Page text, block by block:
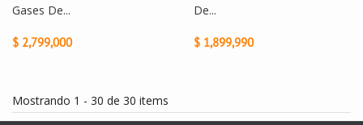
Gases De...
$ 2,799,000
De...
$ 1,899,990
Mostrando 1 - 30 de 30 items